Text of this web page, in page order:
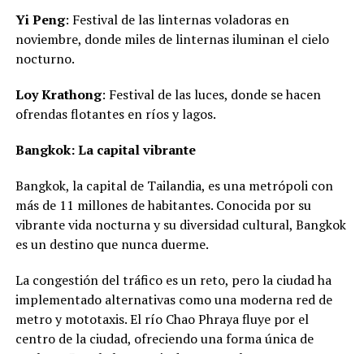
Yi Peng: Festival de las linternas voladoras en
noviembre, donde miles de linternas iluminan el cielo
nocturno.
Loy Krathong: Festival de las luces, donde se hacen
ofrendas flotantes en ríos y lagos.
Bangkok: La capital vibrante
Bangkok, la capital de Tailandia, es una metrópoli con
más de 11 millones de habitantes. Conocida por su
vibrante vida nocturna y su diversidad cultural, Bangkok
es un destino que nunca duerme.
La congestión del tráfico es un reto, pero la ciudad ha
implementado alternativas como una moderna red de
metro y mototaxis. El río Chao Phraya fluye por el
centro de la ciudad, ofreciendo una forma única de